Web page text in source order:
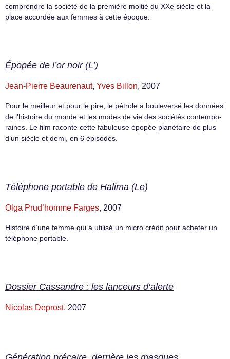
comprendre la société de la première moitié du XXe siècle et la
place accordée aux femmes à cette époque.
Épopée de l’or noir (L’)
Jean-Pierre Beaurenaut, Yves Billon, 2007
Pour le meilleur et pour le pire, le pét­role a bouleversé les don­nées
de l’histoire du monde et les modes de vie des sociétés con­tem­po­
raines. Le film raconte cette fab­uleuse épopée plané­taire de plus
d’un siè­cle et demi, en 6 épisodes.
Téléphone portable de Halima (Le)
Olga Prud’homme Farges, 2007
Histoire d’une femme qui a utilisé un micro crédit pour acheter un
téléphone portable.
Dossier Cassandre : les lanceurs d’alerte
Nicolas Deprost, 2007